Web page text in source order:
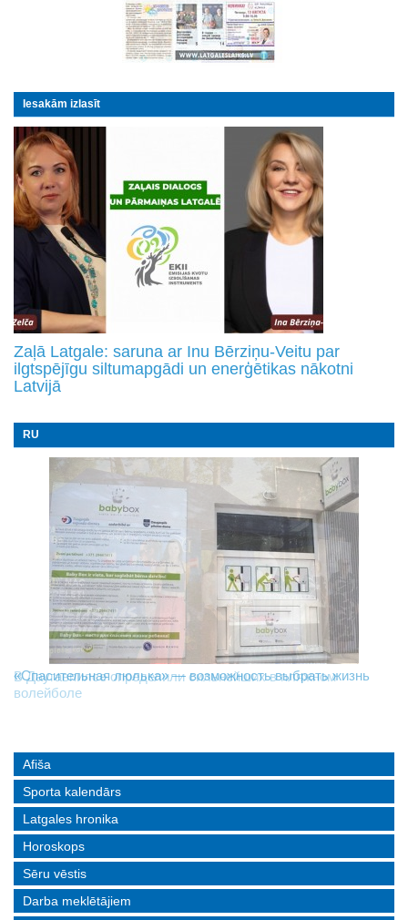
Iesakām izlasīt
Zaļā Latgale: saruna ar Inu Bērziņu-Veitu par
ilgtspējīgu siltumapgādi un enerģētikas nākotni
Latvijā
RU
В Даугавпилсе определили сильнейших в пляжном
волейболе
«Спасительная люлька» — возможность выбрать жизнь
Новое поколение пограничников: Даугавпилсское
управление пополнили молодые специалисты
Afiša
Sporta kalendārs
Latgales hronika
Horoskops
Sēru vēstis
Darba meklētājiem